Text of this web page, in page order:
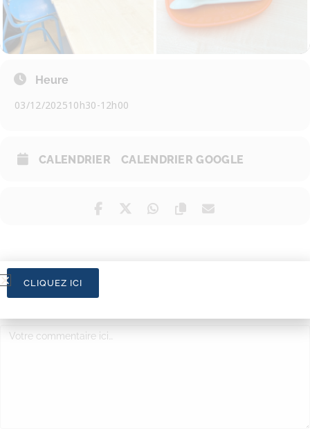
Heure
03/12/202510h30-12h00
CALENDRIER CALENDRIER GOOGLE
LAISSER UN COMMENTAIRE
CLIQUEZ ICI